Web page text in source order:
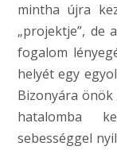
mintha újra
„projektje”, de
fogalom
helyét egy
Bizonyára önök
hatalomba
sebességgel